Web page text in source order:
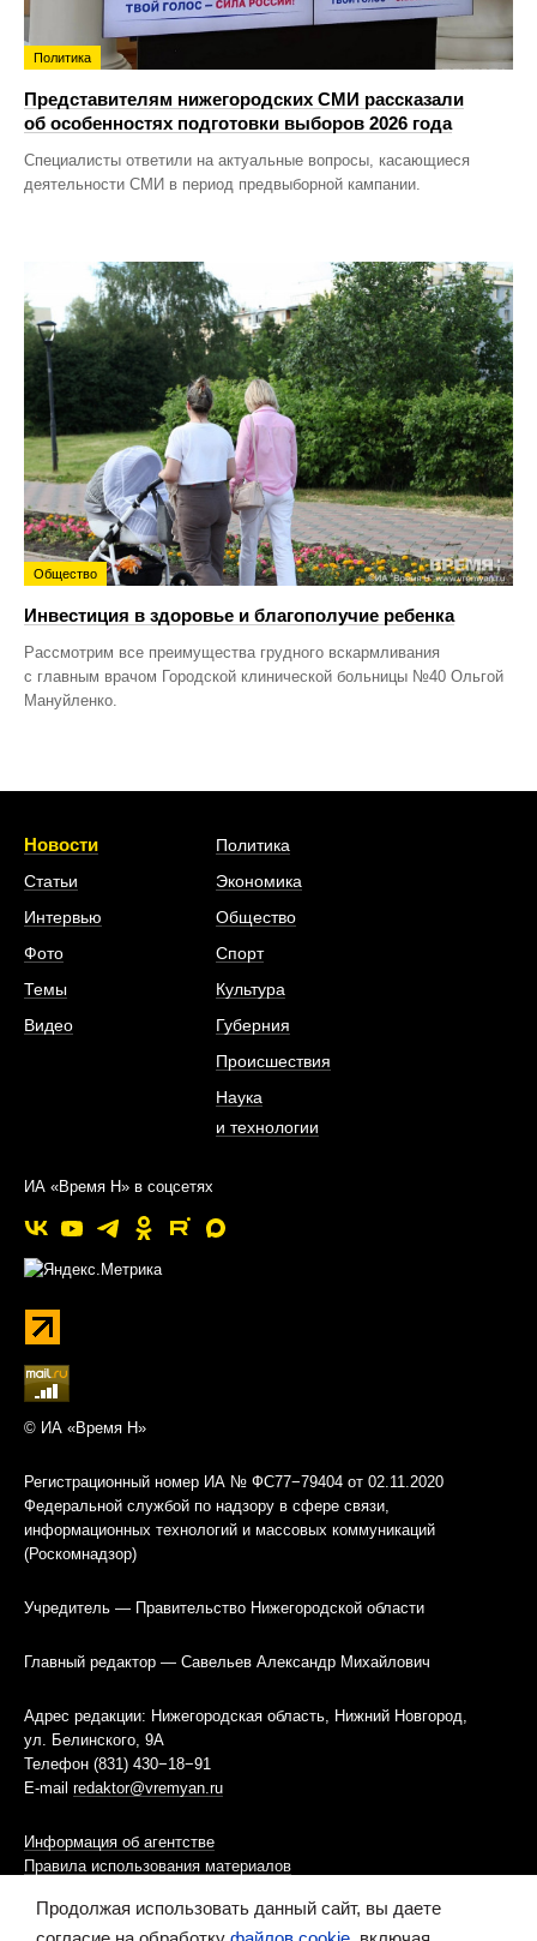
Политика
Представителям нижегородских СМИ рассказали
об особенностях подготовки выборов 2026 года
Специалисты ответили на актуальные вопросы, касающиеся
деятельности СМИ в период предвыборной кампании.
Общество
Инвестиция в здоровье и благополучие ребенка
Рассмотрим все преимущества грудного вскармливания
с главным врачом Городской клинической больницы №40 Ольгой
Мануйленко.
Новости
Статьи
Интервью
Фото
Темы
Видео
Политика
Экономика
Общество
Спорт
Культура
Губерния
Происшествия
Наука
и технологии
ИА «Время Н» в соцсетях
© ИА «Время Н»
Регистрационный номер ИА № ФС77−79404 от 02.11.2020
Федеральной службой по надзору в сфере связи,
информационных технологий и массовых коммуникаций
(Роскомнадзор)
Учредитель — Правительство Нижегородской области
Главный редактор — Савельев Александр Михайлович
Адрес редакции: Нижегородская область, Нижний Новгород,
ул. Белинского, 9А
Телефон (831) 430−18−91
E-mail redaktor@vremyan.ru
Информация об агентстве
Правила использования материалов
Информационная политика использования «cookies»-файлов
Продолжая использовать данный сайт, вы даете